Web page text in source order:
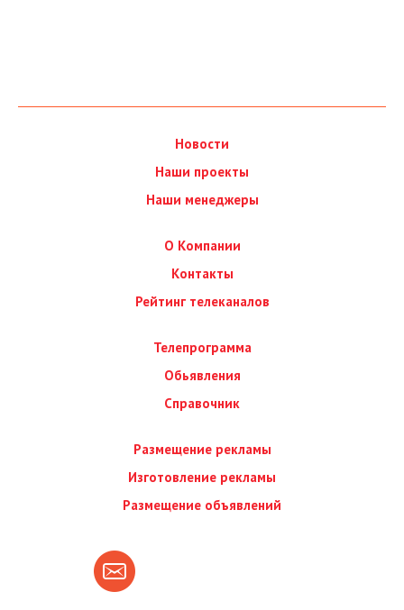
Новости
Наши проекты
Наши менеджеры
О Компании
Контакты
Рейтинг телеканалов
Телепрограмма
Обьявления
Справочник
Размещение рекламы
Изготовление рекламы
Размещение объявлений